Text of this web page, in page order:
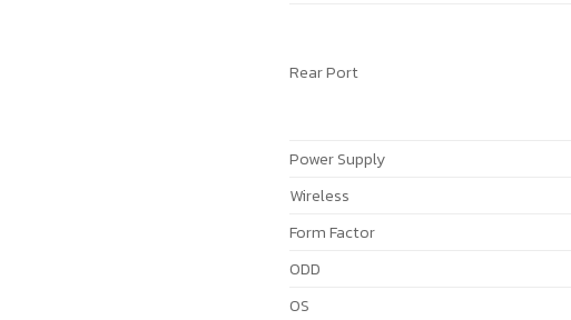
Rear Port
Power Supply
Wireless
Form Factor
ODD
OS